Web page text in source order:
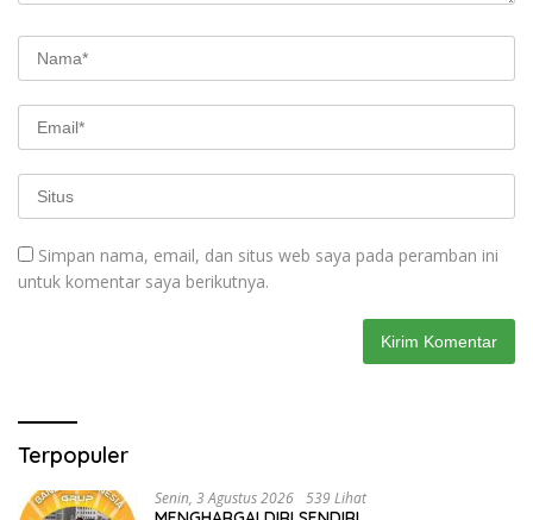
Simpan nama, email, dan situs web saya pada peramban ini
untuk komentar saya berikutnya.
Terpopuler
Senin, 3 Agustus 2026 539 Lihat